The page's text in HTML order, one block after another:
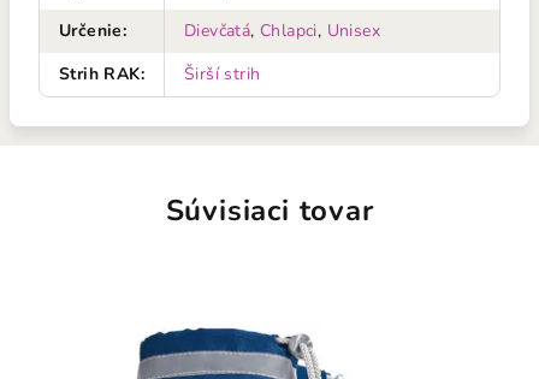
Určenie: Dievčatá, Chlapci, Unisex
Strih RAK: Širší strih
Súvisiaci tovar